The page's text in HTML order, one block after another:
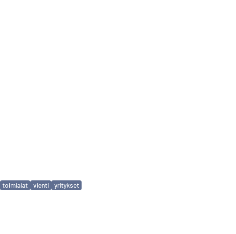
toimialat vienti yritykset